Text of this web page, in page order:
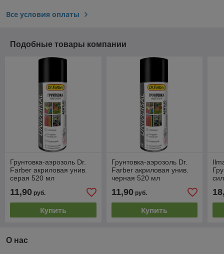
Все условия оплаты
Подобные товары компании
Грунтовка-аэрозоль Dr.
Farber акриловая унив.
серая 520 мл
11,90 руб.
Купить
Грунтовка-аэрозоль Dr.
Farber акриловая унив.
черная 520 мл
11,90руб.
Купить
О нас